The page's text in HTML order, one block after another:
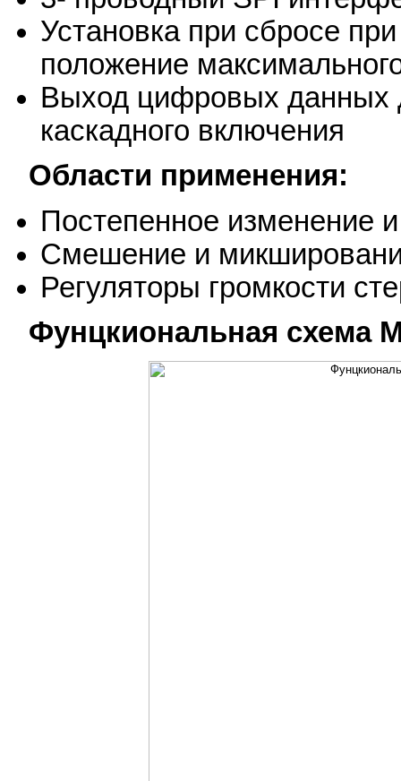
Установка при сбросе
положение
Выход цифровых данных
каскадного включения
Области применения:
Постепенное изменение
Смешение и
Регуляторы громкости
Фунцкиональная схема